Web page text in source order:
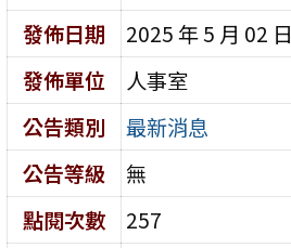
發佈日期
2025 年 5 月 02 日
發佈單位
人事室
公告類別
最新消息
公告等級
無
點閱次數
257